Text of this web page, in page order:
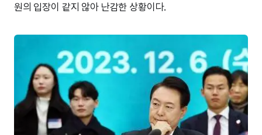
원의 입장이 같지 않아 난감한 상황이다.